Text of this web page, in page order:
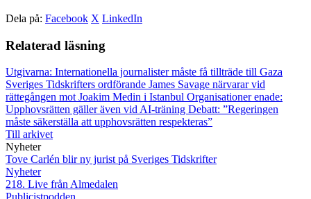
Dela på: Facebook X LinkedIn
Relaterad läsning
Utgivarna: Internationella journalister måste få tillträde till Gaza
Sveriges Tidskrifters ordförande James Savage närvarar vid
rättegången mot Joakim Medin i Istanbul Organisationer enade:
Upphovsrätten gäller även vid AI-träning Debatt: ”Regeringen
måste säkerställa att upphovsrätten respekteras”
Till arkivet
Nyheter
Tove Carlén blir ny jurist på Sveriges Tidskrifter
Nyheter
218. Live från Almedalen